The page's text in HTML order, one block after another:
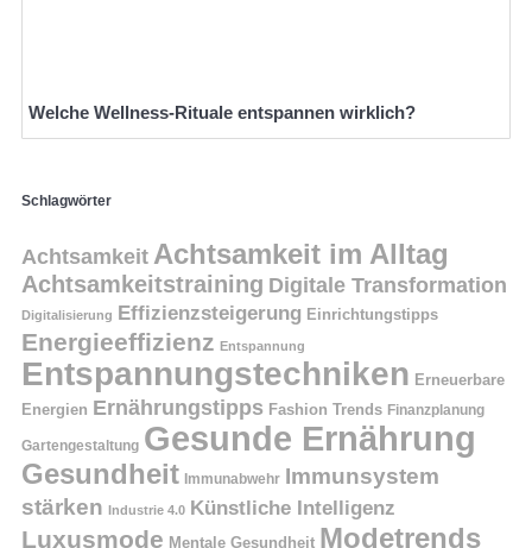
Welche Wellness-Rituale entspannen wirklich?
Schlagwörter
Achtsamkeit Achtsamkeit im Alltag
Achtsamkeitstraining Digitale Transformation
Digitalisierung Effizienzsteigerung Einrichtungstipps
Energieeffizienz Entspannung
Entspannungstechniken Erneuerbare
Energien Ernährungstipps Fashion Trends Finanzplanung
Gartengestaltung Gesunde Ernährung
Gesundheit Immunabwehr Immunsystem
stärken Industrie 4.0 Künstliche Intelligenz
Luxusmode Mentale Gesundheit Modetrends